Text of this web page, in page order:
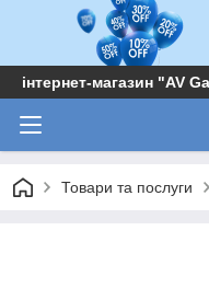
інтернет-магазин "AV
Товари та послуги